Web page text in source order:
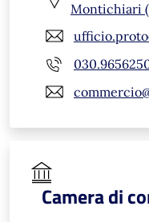
Montichiari
Camera di